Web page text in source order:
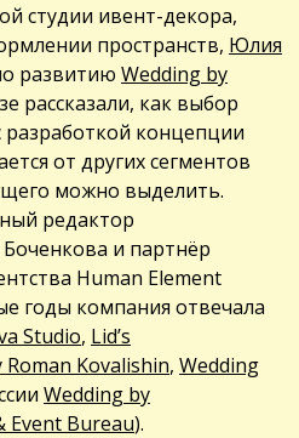
студии ивент-декора,
пространств, Юлия
развитию Wedding by
рассказали, как выбор
разработкой концепции
от других сегментов
можно выделить.
редактор
Боченкова и партнёр
Human Element
годы компания отвечала
Studio, Lid’s
Roman Kovalishin, Wedding
Wedding by
Event Bureau).